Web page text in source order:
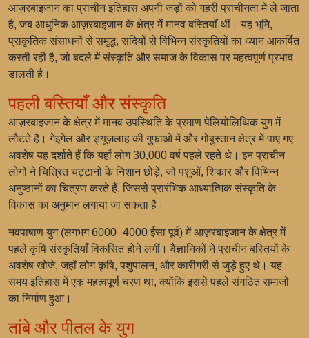
आज़रबाइजान का प्राचीन इतिहास अपनी जड़ों को गहरी प्राचीनता में ले जाता
है, जब आधुनिक आज़रबाइजान के क्षेत्र में मानव बस्तियाँ थीं। यह भूमि,
प्राकृतिक संसाधनों से समृद्ध, सदियों से विभिन्न संस्कृतियों का ध्यान आकर्षित
करती रही है, जो बदले में संस्कृति और समाज के विकास पर महत्वपूर्ण प्रभाव
डालती है।
पहली बस्तियाँ और संस्कृति
आज़रबाइजान के क्षेत्र में मानव उपस्थिति के प्रमाण पेलियोलिथिक युग में
लौटते हैं। गेइगेल और ड्यूज़लाह की गुफाओं में और गोबुस्तान क्षेत्र में पाए गए
अवशेष यह दर्शाते हैं कि यहाँ लोग 30,000 वर्ष पहले रहते थे। इन प्राचीन
लोगों ने चित्रित चट्टानों के निशान छोड़े, जो पशुओं, शिकार और विभिन्न
अनुष्ठानों का चित्रण करते हैं, जिससे प्रारंभिक आध्यात्मिक संस्कृति के
विकास का अनुमान लगाया जा सकता है।
नवपाषाण युग (लगभग 6000–4000 ईसा पूर्व) में आज़रबाइजान के क्षेत्र में
पहले कृषि संस्कृतियाँ विकसित होने लगीं। वैज्ञानिकों ने प्राचीन बस्तियों के
अवशेष खोजे, जहाँ लोग कृषि, पशुपालन, और कारीगरी से जुड़े हुए थे। यह
समय इतिहास में एक महत्वपूर्ण चरण था, क्योंकि इससे पहले संगठित समाजों
का निर्माण हुआ।
तांबे और पीतल के युग